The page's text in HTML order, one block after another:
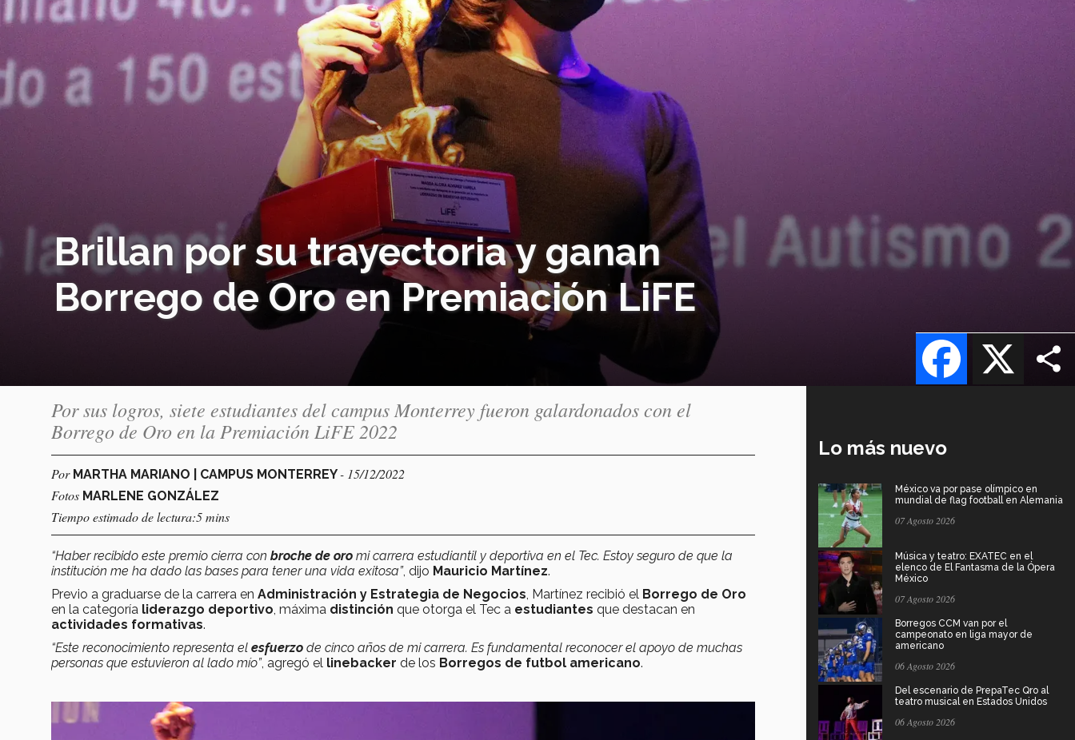
Brillan por su trayectoria y ganan
Borrego de Oro en Premiación LiFE
X
Facebook
Por sus logros, siete estudiantes del campus Monterrey fueron galardonados con el
Borrego de Oro en la Premiación LiFE 2022
Por MARTHA MARIANO | CAMPUS MONTERREY- 15/12/2022
Fotos MARLENE GONZÁLEZ
Tiempo estimado de lectura:5 mins
“Haber recibido este premio cierra con broche de oro mi carrera estudiantil y deportiva en el Tec. Estoy seguro de que la
institución me ha dado las bases para tener una vida exitosa”, dijo Mauricio Martínez.
Previo a graduarse de la carrera en Administración y Estrategia de Negocios , Martínez recibió el Borrego de Oro
en la categoría liderazgo deportivo , máxima distinción que otorga el Tec a estudiantes que destacan en
actividades formativas.
“Este reconocimiento representa el esfuerzo de cinco años de mi carrera. Es fundamental reconocer el apoyo de muchas
personas que estuvieron al lado mío”, agregó el linebacker de los Borregos de futbol americano.
Lo más nuevo
México va por pase olímpico en
mundial de flag football en Alemania
07 Agosto 2026
Música y teatro: EXATEC en el
elenco de El Fantasma de la Ópera
México
07 Agosto 2026
Borregos CCM van por el
campeonato en liga mayor de
americano
06 Agosto 2026
Del escenario de PrepaTec Qro al
teatro musical en Estados Unidos
06 Agosto 2026